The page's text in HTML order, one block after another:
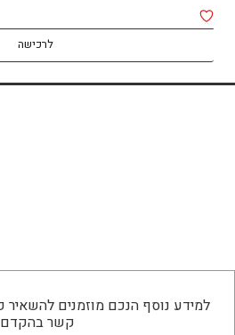
לרכישה
למידע נוסף הנכם מוזמנים להשאיר
קשר